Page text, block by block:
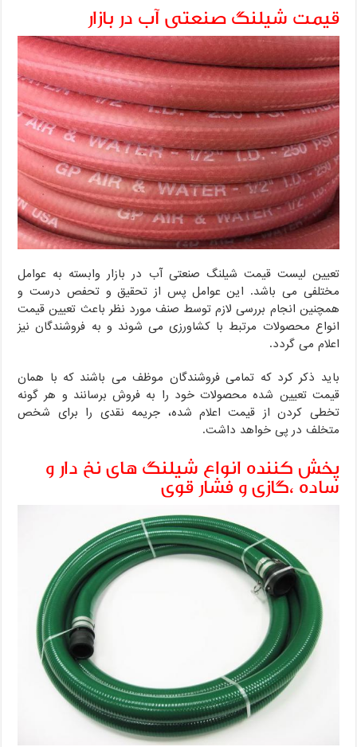
قیمت شیلنگ صنعتی آب در بازار
تعیین لیست قیمت شیلنگ صنعتی آب در بازار وابسته به عوامل
مختلفی می باشد. این عوامل پس از تحقیق و تحفص درست و
همچنین انجام بررسی لازم توسط صنف مورد نظر باعث تعیین قیمت
انواع محصولات مرتبط با کشاورزی می شوند و به فروشندگان نیز
اعلام می گردد.
باید ذکر کرد که تمامی فروشندگان موظف می باشند که با همان
قیمت تعیین شده محصولات خود را به فروش برسانند و هر گونه
تخطی کردن از قیمت اعلام شده، جریمه نقدی را برای شخص
متخلف در پی خواهد داشت.
پخش کننده انواع شیلنگ های نخ دار و
ساده ،گازی و فشار قوی